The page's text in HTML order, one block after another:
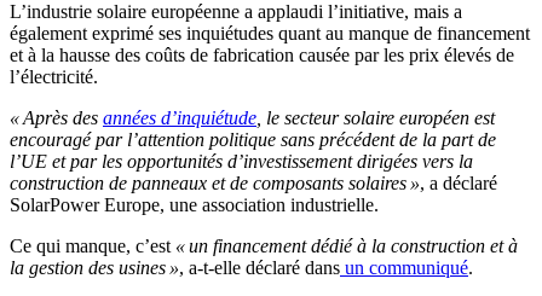
L’industrie solaire européenne a applaudi l’initiative, mais a
également exprimé ses inquiétudes quant au manque de financement
et à la hausse des coûts de fabrication causée par les prix élevés de
l’électricité.
« Après des années d’inquiétude , le secteur solaire européen est
encouragé par l’attention politique sans précédent de la part de
l’UE et par les opportunités d’investissement dirigées vers la
construction de panneaux et de composants solaires », a déclaré
SolarPower Europe, une association industrielle.
Ce qui manque, c’est « un financement dédié à la construction et à
la gestion des usines », a-t-elle déclaré dans un communiqué.